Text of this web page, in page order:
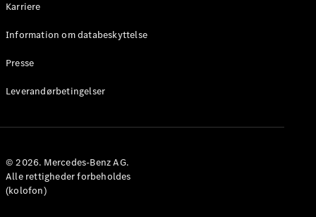
Karriere
Information om databeskyttelse
Presse
Leverandørbetingelser
© 2026. Mercedes-Benz AG.
Alle rettigheder forbeholdes
(kolofon)